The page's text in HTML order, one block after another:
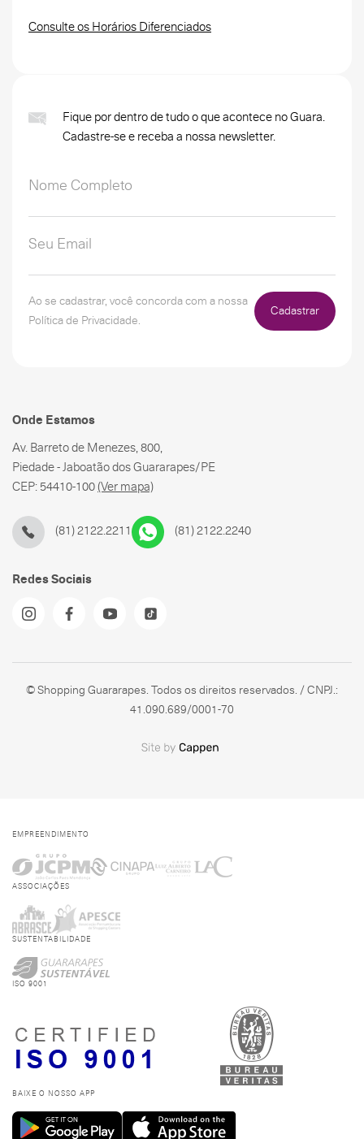
Consulte os Horários Diferenciados
Fique por dentro de tudo o que acontece no Guara.
Cadastre-se e receba a nossa newsletter.
Ao se cadastrar, você concorda com a nossa
Política de Privacidade.
Cadastrar
Onde Estamos
Av. Barreto de Menezes, 800,
Piedade - Jaboatão dos Guararapes/PE
CEP: 54410-100(Ver mapa)
Redes Sociais
(81) 2122.2211 (81) 2122.2240
© Shopping Guararapes. Todos os direitos reservados. / CNPJ.:
41.090.689/0001-70
EMPREENDIMENTO
ASSOCIAÇÕES
SUSTENTABILIDADE
ISO 9001
BAIXE O NOSSO APP